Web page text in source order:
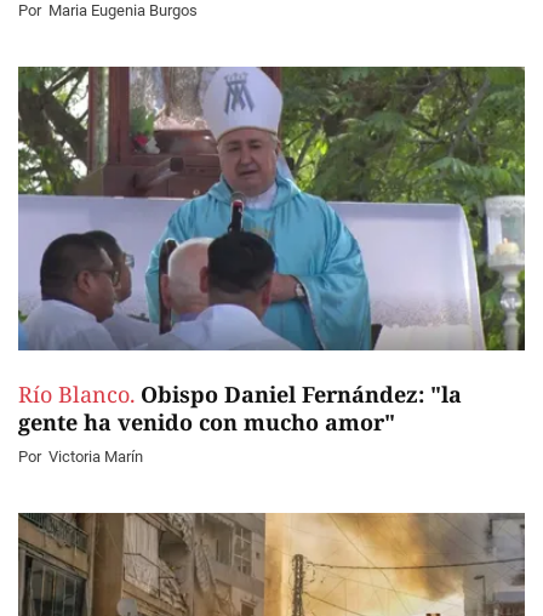
Por Maria Eugenia Burgos
Río Blanco. Obispo Daniel Fernández: "la
gente ha venido con mucho amor"
Por Victoria Marín